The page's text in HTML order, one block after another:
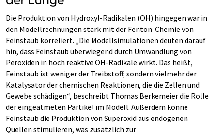
Die Produktion von Hydroxyl-Radikalen (OH) hingegen war in
den Modellrechnungen stark mit der Fenton-Chemie von
Feinstaub korreliert. „Die Modellsimulationen deuten darauf
hin, dass Feinstaub überwiegend durch Umwandlung von
Peroxiden in hoch reaktive OH-Radikale wirkt. Das heißt,
Feinstaub ist weniger der Treibstoff, sondern vielmehr der
Katalysator der chemischen Reaktionen, die die Zellen und
Gewebe schädigen“, beschreibt Thomas Berkemeier die Rolle
der eingeatmeten Partikel im Modell. Außerdem könne
Feinstaub die Produktion von Superoxid aus endogenen
Quellen stimulieren, was zusätzlich zur